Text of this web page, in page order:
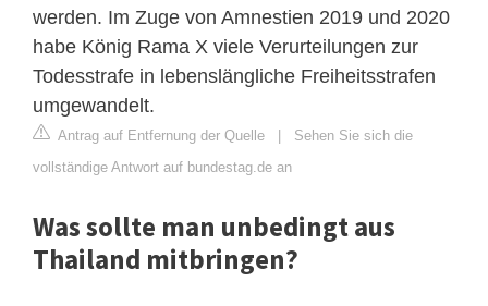
werden. Im Zuge von Amnestien 2019 und 2020
habe König Rama X viele Verurteilungen zur
Todesstrafe in lebenslängliche Freiheitsstrafen
umgewandelt.
Antrag auf Entfernung der Quelle | Sehen Sie sich die
vollständige Antwort auf bundestag.de an
Was sollte man unbedingt aus
Thailand mitbringen?